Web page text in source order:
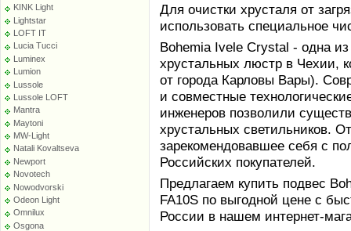
KINK Light
Lightstar
LOFT IT
Lucia Tucci
Luminex
Lumion
Lussole
Lussole LOFT
Mantra
Maytoni
MW-Light
Natali Kovaltseva
Newport
Novotech
Nowodvorski
Odeon Light
Omnilux
Osgona
Для очистки хрусталя от
использовать специальное
Bohemia Ivele Crystal - одна
хрустальных люстр в Чехии,
от города Карловы Вары).
и совместные
инженеров позволили
хрустальных светильников.
зарекомендовавшее себя с
Российских покупателей.
Предлагаем купить подвес
FA10S по выгодной цене с
России в нашем интернет-